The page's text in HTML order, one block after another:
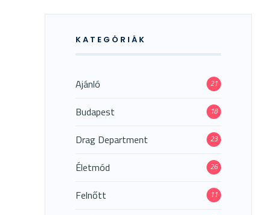
KATEGÓRIÁK
Ajánló 21
Budapest 18
Drag Department 23
Életmód 26
Felnőtt 11